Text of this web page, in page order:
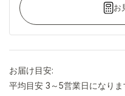
お
お届け目安:
平均目安 3～5営業日になりま